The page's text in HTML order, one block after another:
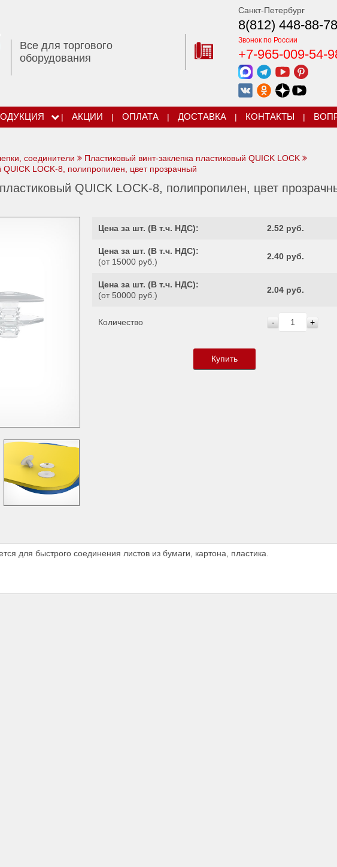
Все для торгового
оборудования
Санкт-Петербург
8(812) 448-88-78
Звонок по России
+7-965-009-54-
| АКЦИИ | ОПЛАТА | ДОСТАВКА | КОНТАКТЫ |
соединители
Пластиковый винт-заклепка пластиковый QUICK LOCK
QUICK LOCK-8, полипропилен, цвет прозрачный
QUICK LOCK-8, полипропилен, цвет
Цена за шт. (В т.ч. НДС): 2.52 руб.
Цена за шт. (В т.ч. НДС):
(от 15000 руб.)
2.40 руб.
Цена за шт. (В т.ч. НДС):
(от 50000 руб.)
2.04 руб.
Количество - +
Купить
для быстрого соединения листов из бумаги, картона, пластика.